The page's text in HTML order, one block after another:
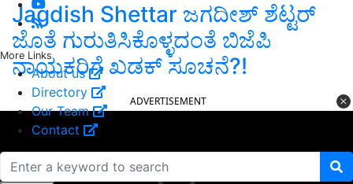
More Links
About us
Directory
Our Team
Contact
Jagdish Shettar ಜಗದೀಶ್‌ ಶೆಟ್ಟರ್‌
ಜೊತೆ ಗುರುತಿಸಿಕೊಳ್ಳದಂತೆ ಬಿಜೆಪಿ
ನಾಯಕರಿಗೆ ಖಡಕ್‌ ಸೂಚನೆ?!
ADVERTISEMENT